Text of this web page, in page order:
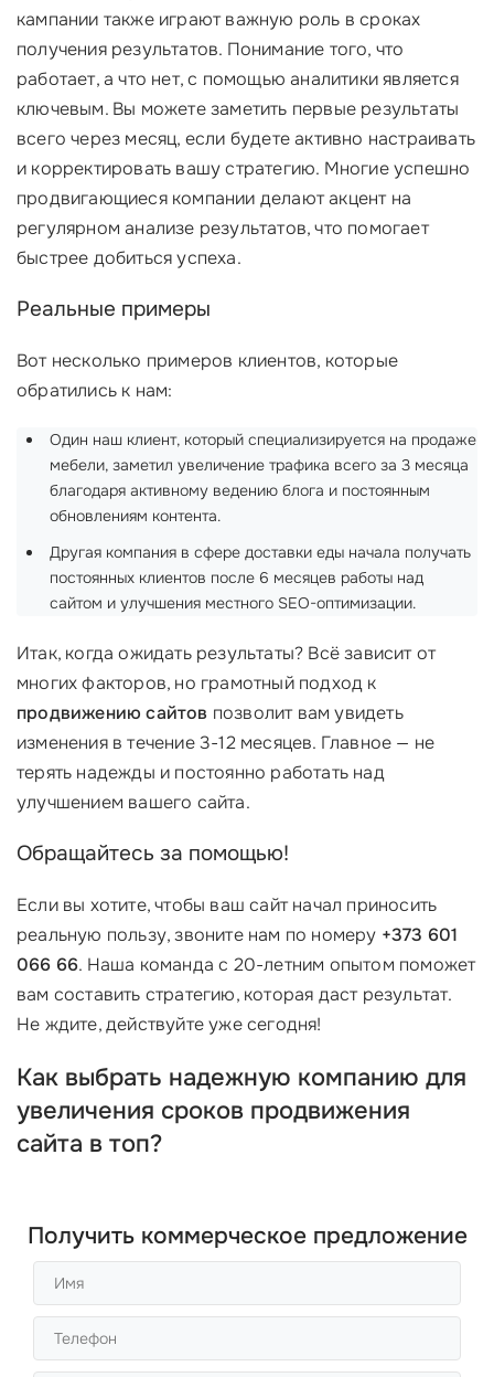
кампании также играют важную роль в сроках
получения результатов. Понимание того, что
работает, а что нет, с помощью аналитики является
ключевым. Вы можете заметить первые результаты
всего через месяц, если будете активно настраивать
и корректировать вашу стратегию. Многие успешно
продвигающиеся компании делают акцент на
регулярном анализе результатов, что помогает
быстрее добиться успеха.
Реальные примеры
Вот несколько примеров клиентов, которые
обратились к нам:
Один наш клиент, который специализируется на продаже
мебели, заметил увеличение трафика всего за 3 месяца
благодаря активному ведению блога и постоянным
обновлениям контента.
Другая компания в сфере доставки еды начала получать
постоянных клиентов после 6 месяцев работы над
сайтом и улучшения местного SEO-оптимизации.
Итак, когда ожидать результаты? Всё зависит от
многих факторов, но грамотный подход к
продвижению сайтов позволит вам увидеть
изменения в течение 3-12 месяцев. Главное — не
терять надежды и постоянно работать над
улучшением вашего сайта.
Обращайтесь за помощью!
Если вы хотите, чтобы ваш сайт начал приносить
реальную пользу, звоните нам по номеру +373 601
066 66. Наша команда с 20-летним опытом поможет
вам составить стратегию, которая даст результат.
Не ждите, действуйте уже сегодня!
Как выбрать надежную компанию для
увеличения сроков продвижения
сайта в топ?
Получить коммерческое предложение